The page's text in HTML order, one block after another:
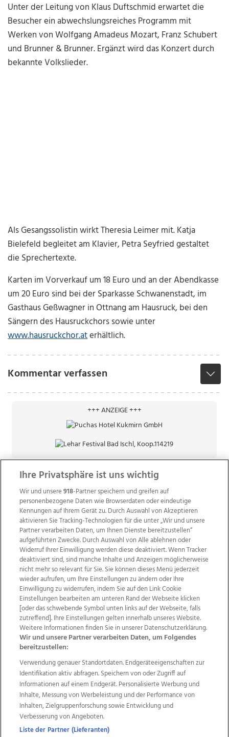
Unter der Leitung von Klaus Duftschmid erwartet die
Besucher ein abwechslungsreiches Programm mit
Werken von Wolfgang Amadeus Mozart, Franz Schubert
und Brunner & Brunner. Ergänzt wird das Konzert durch
bekannte Volkslieder.
Als Gesangssolistin wirkt Theresia Leimer mit. Katja
Bielefeld begleitet am Klavier, Petra Seyfried gestaltet
die Sprechertexte.
Karten im Vorverkauf um 18 Euro und an der Abendkasse
um 20 Euro sind bei der Sparkasse Schwanenstadt, im
Gasthaus Geßwagner in Ottnang am Hausruck, bei den
Sängern des Hausruckchors sowie unter
www.hausruckchor.aterhältlich.
Kommentar verfassen
+++ ANZEIGE +++
Wir über uns Mediadaten Kontakt
Jobs
Datenschutz
Impressum
AGB Anzeigekunden
AGB Website
Ehrenkodex Politische Werbung
Weitere Angebote des Medienhauses Wimmer
TV1 di-mog-i.at OÖNow
Ischler Woche
Life Radio
OÖNachrichten
OÖN Immobilien
OÖN Karriere
OÖN Reise
Promenaden Galerien
Regionaljobs
wasistlos.at wirtrauern.at
Ihre Privatsphäre ist uns wichtig
Wir und unsere918-Partner speichern und greifen auf
personenbezogene Daten wie Browserdaten oder eindeutige
Kennungen auf Ihrem Gerät zu. Durch Auswahl von Akzeptieren
aktivieren Sie Tracking-Technologien für die unter „Wir und unsere
Partner verarbeiten Daten, um Ihnen Dienste bereitzustellen“
aufgeführten Zwecke. Durch Auswahl von Alle ablehnen oder
Widerruf Ihrer Einwilligung werden diese deaktiviert. Wenn Tracker
deaktiviert sind, sind manche Inhalte und Anzeigen möglicherweise
nicht mehr so relevant für Sie. Sie können dieses Menü jederzeit
wieder aufrufen, um Ihre Einstellungen zu ändern oder Ihre
Einwilligung zu widerrufen, indem Sie auf den Link Cookie
Einstellungen bearbeiten am unteren Rand der Webseite klicken
[oder das schwebende Symbol unten links auf der Webseite, falls
zutreffend]. Ihre Einstellungen gelten innerhalb unseres Website.
Weitere Informationen finden Sie in unserer Datenschutzerklärung.
Wir und unsere Partner verarbeiten Daten, um Folgendes
bereitzustellen:
Verwendung genauer Standortdaten. Endgeräteeigenschaften zur
Identifikation aktiv abfragen. Speichern von oder Zugriff auf
Informationen auf einem Endgerät. Personalisierte Werbung und
Inhalte, Messung von Werbeleistung und der Performance von
Inhalten, Zielgruppenforschung sowie Entwicklung und
Verbesserung von Angeboten.
Liste der Partner (Lieferanten)